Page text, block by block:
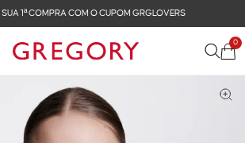
NAS COMPRAS ACIMA DE R$ 899
0